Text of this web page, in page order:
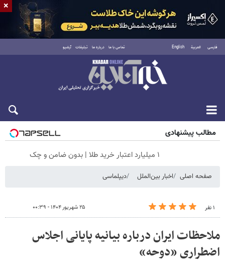
فارسی العربية English تماس با ما درباره ما تبلیغات آرشیو
شنبه ۱۷ مرداد ۱۴۰۵
مطالب پیشنهادی
۱ میلیارد اعتبار خرید طلا | بدون ضامن و چک
صفحه اصلی اخبار بین‌الملل دیپلماسی
۱ نفر ۲۵ شهریور ۱۴۰۴ - ۰۰:۳۹
ملاحظات ایران درباره بیانیه پایانی اجلاس
اضطراری «دوحه»
×